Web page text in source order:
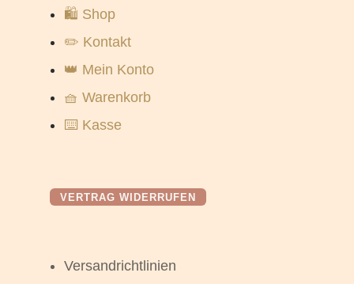
🛍️ Shop
✏️ Kontakt
👑 Mein Konto
🧺 Warenkorb
⌨️ Kasse
VERTRAG WIDERRUFEN
Versandrichtlinien